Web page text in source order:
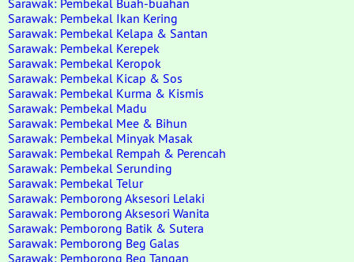
Sarawak: Pembekal Buah-buahan
Sarawak: Pembekal Ikan Kering
Sarawak: Pembekal Kelapa & Santan
Sarawak: Pembekal Kerepek
Sarawak: Pembekal Keropok
Sarawak: Pembekal Kicap & Sos
Sarawak: Pembekal Kurma & Kismis
Sarawak: Pembekal Madu
Sarawak: Pembekal Mee & Bihun
Sarawak: Pembekal Minyak Masak
Sarawak: Pembekal Rempah & Perencah
Sarawak: Pembekal Serunding
Sarawak: Pembekal Telur
Sarawak: Pemborong Aksesori Lelaki
Sarawak: Pemborong Aksesori Wanita
Sarawak: Pemborong Batik & Sutera
Sarawak: Pemborong Beg Galas
Sarawak: Pemborong Beg Tangan